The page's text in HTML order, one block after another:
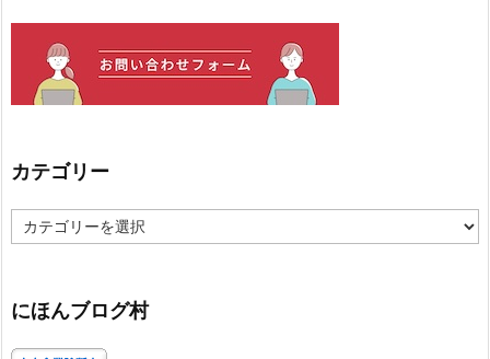
カテゴリー
テ
ー
にほんブログ村